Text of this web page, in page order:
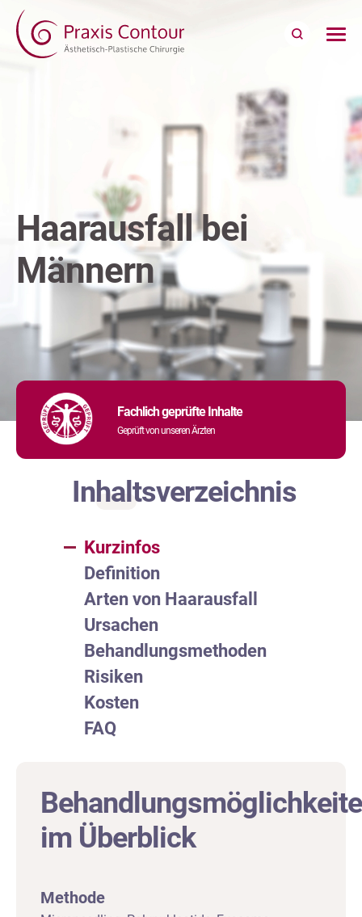
Haarausfall bei
Männern
im Überblick
Methode
Fachlich geprüfte Inhalte
Geprüft von unseren Ärzten
Inhaltsverzeichnis
Kurzinfos
Definition
Arten von Haarausfall
Ursachen
Behandlungsmethoden
Risiken
Kosten
FAQ